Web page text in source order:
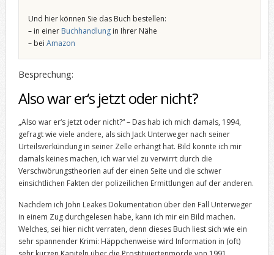
Und hier können Sie das Buch bestellen:
– in einer Buchhandlungin Ihrer Nähe
– bei Amazon
Besprechung:
Also war er‘s jetzt oder nicht?
„Also war er‘s jetzt oder nicht?“ – Das hab ich mich damals, 1994,
gefragt wie viele andere, als sich Jack Unterweger nach seiner
Urteilsverkündung in seiner Zelle erhängt hat. Bild konnte ich mir
damals keines machen, ich war viel zu verwirrt durch die
Verschwörungstheorien auf der einen Seite und die schwer
einsichtlichen Fakten der polizeilichen Ermittlungen auf der anderen.
Nachdem ich John Leakes Dokumentation über den Fall Unterweger
in einem Zug durchgelesen habe, kann ich mir ein Bild machen.
Welches, sei hier nicht verraten, denn dieses Buch liest sich wie ein
sehr spannender Krimi: Häppchenweise wird Information in (oft)